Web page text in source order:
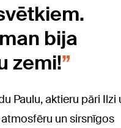
bija
zemi!
Paulu, aktieru pāri Ilzi
un sirsnīgos